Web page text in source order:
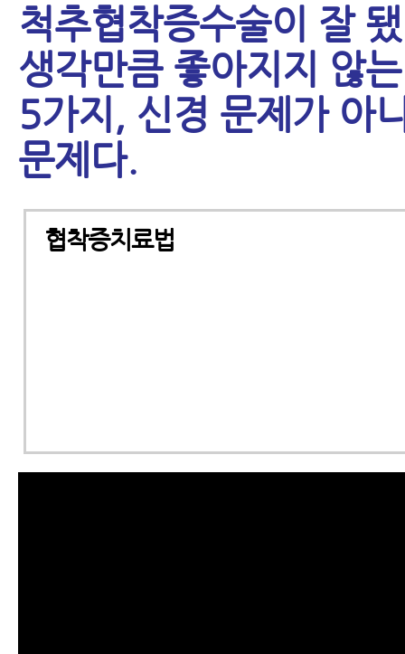
척추협착증수술이 잘
생각만큼 좋아지지 않
5가지, 신경 문제가 아
문제다.
협착증치료법